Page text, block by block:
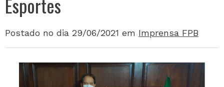
Postado no dia 29/06/2021 em Imprensa FPB